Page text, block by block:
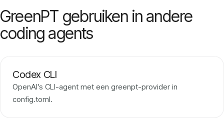
GreenPT gebruiken in andere
coding agents
Codex CLI
OpenAI’s CLI-agent met een greenpt-provider in
config.toml.